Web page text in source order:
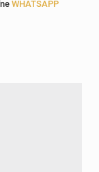
WHATSAPP